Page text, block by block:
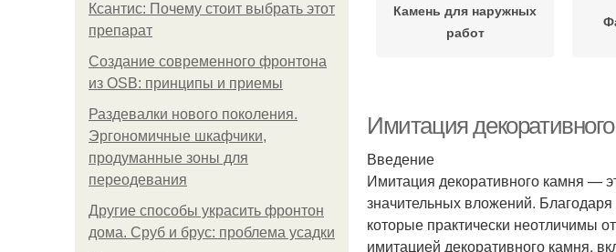
Ксантис: Почему стоит выбрать этот
препарат
Создание современного фронтона
из OSB: принципы и приемы
Раздевалки нового поколения.
Эргономичные шкафчики,
продуманные зоны для
переодевания
Другие способы украсить фронтон
дома. Сруб и брус: проблема усадки
Камень для наружных
работ
Имитация
Введение
Имитация декоративного камня —
значительных вложений.
которые практически неотличимы
имитацией декоративного камня,